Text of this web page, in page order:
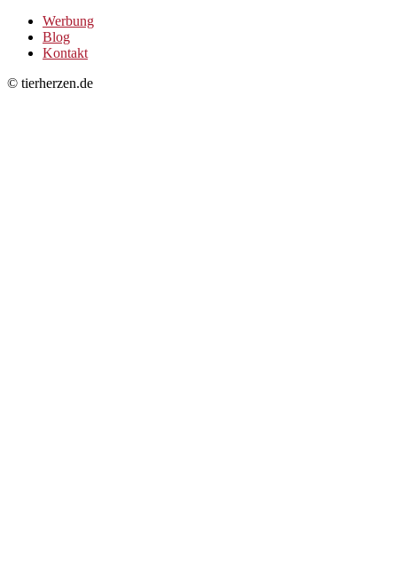
Werbung
Blog
Kontakt
© tierherzen.de